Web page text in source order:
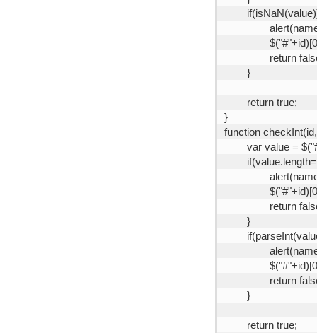
return
	}
	return true;
}
function
var value =
return
	}
return
	}
	return true;